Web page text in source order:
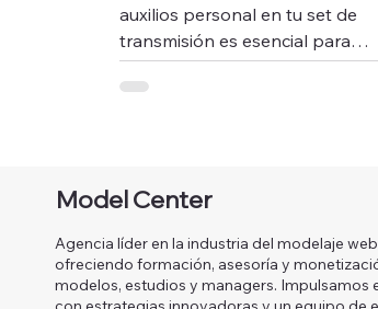
auxilios personal en tu set de
transmisión es esencial para
cualquier modelo webcam. Este
artículo te explica
Model Center
Agencia líder en la industria del modelaje
ofreciendo formación, asesoría y
modelos, estudios y managers. Impulsamos